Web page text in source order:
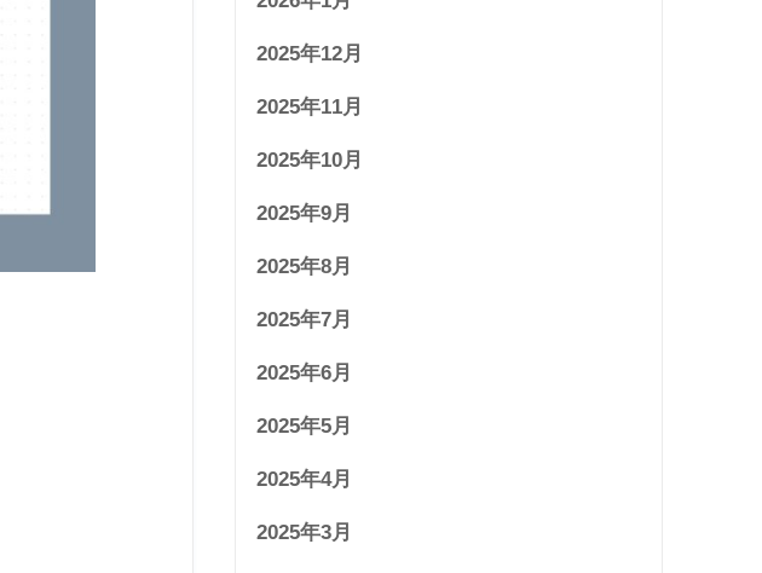
2025年12月
2025年11月
2025年10月
2025年9月
2025年8月
2025年7月
2025年6月
2025年5月
2025年4月
2025年3月